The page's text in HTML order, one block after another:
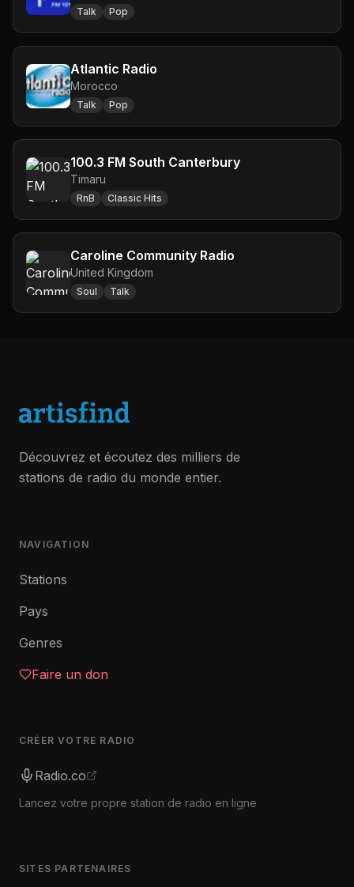
Talk Pop
Atlantic Radio
Morocco
Talk Pop
100.3 FM South Canterbury
Timaru
RnB Classic Hits
Caroline Community Radio
United Kingdom
Soul Talk
Découvrez et écoutez des milliers de
stations de radio du monde entier.
NAVIGATION
Stations
Pays
Genres
Faire un don
CRÉER VOTRE RADIO
Radio.co
Lancez votre propre station de radio en ligne
SITES PARTENAIRES